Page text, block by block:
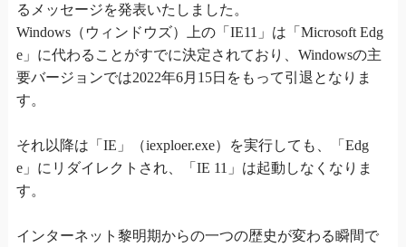
るメッセージを発表いたしました。
Windows（ウィンドウズ）上の「IE11」は「Microsoft Edg
e」に代わることがすでに決定されており、Windowsの主
要バージョンでは2022年6月15日をもって引退となりま
す。
それ以降は「IE」（iexploer.exe）を実行しても、「Edg
e」にリダイレクトされ、「IE 11」は起動しなくなりま
す。
インターネット黎明期からの一つの歴史が変わる瞬間で